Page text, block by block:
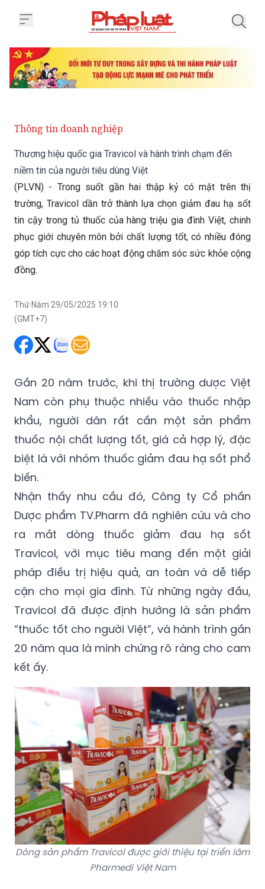
Thông tin doanh nghiệp
Thương hiệu quốc gia Travicol và hành trình chạm đến
niềm tin của người tiêu dùng Việt
(PLVN) - Trong suốt gần hai thập kỷ có mặt trên thị
trường, Travicol dần trở thành lựa chọn giảm đau hạ sốt
tin cậy trong tủ thuốc của hàng triệu gia đình Việt, chinh
phục giới chuyên môn bởi chất lượng tốt, có nhiều đóng
góp tích cực cho các hoạt động chăm sóc sức khỏe cộng
đồng.
Thứ Năm 29/05/2025 19:10
(GMT+7)
Gần 20 năm trước, khi thị trường dược Việt
Nam còn phụ thuộc nhiều vào thuốc nhập
khẩu, người dân rất cần một sản phẩm
thuốc nội chất lượng tốt, giá cả hợp lý, đặc
biệt là với nhóm thuốc giảm đau hạ sốt phổ
biến.
Nhận thấy nhu cầu đó, Công ty Cổ phần
Dược phẩm TV.Pharm đã nghiên cứu và cho
ra mắt dòng thuốc giảm đau hạ sốt
Travicol, với mục tiêu mang đến một giải
pháp điều trị hiệu quả, an toàn và dễ tiếp
cận cho mọi gia đình. Từ những ngày đầu,
Travicol đã được định hướng là sản phẩm
“thuốc tốt cho người Việt”, và hành trình gần
20 năm qua là minh chứng rõ ràng cho cam
kết ấy.
Dòng sản phẩm Travicol được giới thiệu tại triển lãm
Pharmedi Việt Nam